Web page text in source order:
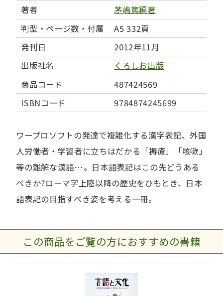
著者
茅嶋篤編著
判型・ページ数・付属
A5 332頁
発刊日
2012年11月
出版社名
くろしお出版
商品コード
487424569
ISBNコード
9784874245699
ワープロソフトの発達で複雑化する漢字表記、外国
人労働者・学習者に立ちはだかる「褥瘡」「咳嗽」
等の難解な漢語…。日本語表記はこの先どうある
べきか?ローマ字上陸以降の歴史をひもとき、日本
語表記の目指すべき姿を考える一冊。
この商品をご覧の方におすすめの書籍